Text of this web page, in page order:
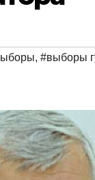
, #выборы